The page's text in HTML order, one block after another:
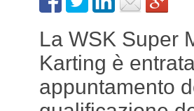
La WSK Super
Karting è
appuntamento